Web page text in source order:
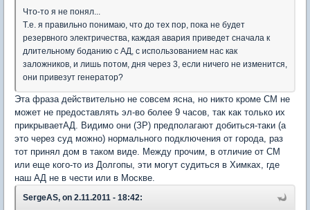
Что-то я не понял...
Т.е. я правильно понимаю, что до тех пор, пока не будет
резервного электричества, каждая авария приведет сначала к
длительному боданию с АД, с использованием нас как
заложников, и лишь потом, дня через 3, если ничего не изменится,
они привезут генератор?
Эта фраза действительно не совсем ясна, но никто кроме СМ не
может не предоставлять эл-во более 9 часов, так как только их
прикрываетАД. Видимо они (ЗР) предполагают добиться-таки (а
это через суд можно) нормального подключения от города, раз
тот принял дом в таком виде. Между прочим, в отличие от СМ
или еще кого-то из Долгопы, эти могут судиться в Химках, где
наш АД не в чести или в Москве.
SergeAS, on 2.11.2011 - 18:42: